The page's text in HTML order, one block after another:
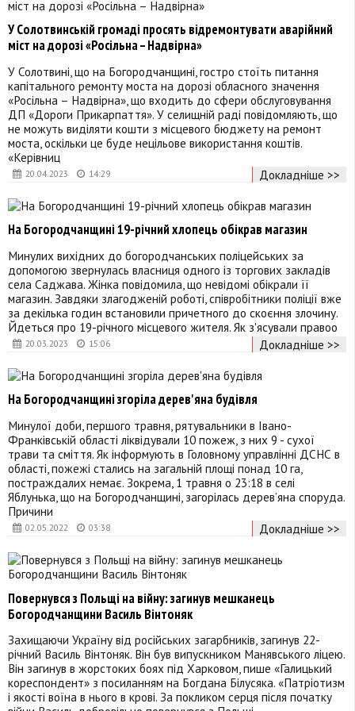
20.04.2023 14:29
У Солотвинській громаді просять відремонтувати аварійний
міст на дорозі «Росільна – Надвірна»
У Солотвині, що на Богородчанщині, гостро стоїть питання
капітального ремонту моста на дорозі обласного значення
«Росільна – Надвірна», що входить до сфери обслуговування
ДП «Дороги Прикарпаття». У селищній раді повідомляють, що
не можуть виділяти кошти з місцевого бюджету на ремонт
моста, оскільки це буде нецільове використання коштів.
«Керівниц
Докладніше >>
20.03.2023 15:06
На Богородчанщині 19-річний хлопець обікрав магазин
Минулих вихідних до богородчанських поліцейських за
допомогою звернулась власниця одного із торгових закладів
села Саджава. Жінка повідомила, що невідомі обікрали її
магазин. Завдяки злагодженій роботі, співробітники поліції вже
за декілька годин встановили причетного до скоєння злочину.
Йдеться про 19-річного місцевого жителя. Як з'ясували правоо
Докладніше >>
02.05.2022 03:38
На Богородчанщині згоріла дерев'яна будівля
Минулої доби, першого травня, рятувальники в Івано-
Франківській області ліквідували 10 пожеж, з них 9 - сухої
трави та сміття. Як інформують в Головному управлінні ДСНС в
області, пожежі стались на загальній площі понад 10 га,
постраждалих немає. Зокрема, 1 травня о 23:18 в селі
Яблунька, що на Богородчанщині, загорілась дерев’яна споруда.
Причини
Докладніше >>
Повернувся з Польщі на війну: загинув мешканець
Богородчанщини Василь Вінтоняк
Захищаючи Україну від російських загарбників, загинув 22-
річний Василь Вінтоняк. Він був випускником Манявського ліцею.
Він загинув в жорстоких боях під Харковом, пише «Галицький
кореспондент» з посиланням на Богдана Білусяка. «Патріотизм
і якості воїна в нього в крові. За покликом серця після початку